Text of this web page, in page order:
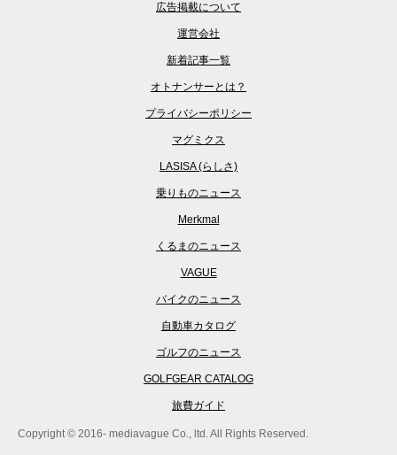
広告掲載について
運営会社
新着記事一覧
オトナンサーとは？
プライバシーポリシー
マグミクス
LASISA (らしさ)
乗りものニュース
Merkmal
くるまのニュース
VAGUE
バイクのニュース
自動車カタログ
ゴルフのニュース
GOLFGEAR CATALOG
旅費ガイド
Copyright © 2016- mediavague Co., ltd. All Rights Reserved.